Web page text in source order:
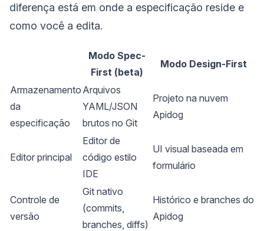
diferença está em onde a especificação reside e
como você a edita.
Modo Spec-
First (beta)
Modo Design-First
Armazenamento
da
especificação
Arquivos
YAML/JSON
brutos no Git
Projeto na nuvem
Apidog
Editor principal
Editor de
código estilo
IDE
UI visual baseada em
formulário
Controle de
versão
Git nativo
(commits,
branches, diffs)
Histórico e branches do
Apidog